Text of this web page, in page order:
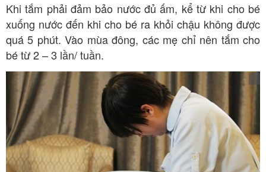
Khi tắm phải đảm bảo nước đủ ấm, kể từ khi cho bé
xuống nước đến khi cho bé ra khỏi chậu không được
quá 5 phút. Vào mùa đông, các mẹ chỉ nên tắm cho
bé từ 2 – 3 lần/ tuần.